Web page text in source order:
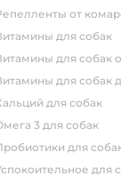
репелленты от
витамины для собак
витамины для собак
витамины для собак
кальций для собак
омега 3 для собак
пробиотики для
успокоительное для